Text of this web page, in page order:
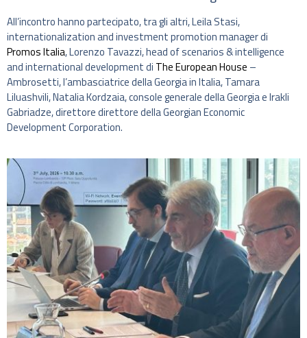
All’incontro hanno partecipato, tra gli altri, Leila Stasi,
internationalization and investment promotion manager di
Promos Italia, Lorenzo Tavazzi, head of scenarios & intelligence
and international development di The European House –
Ambrosetti, l’ambasciatrice della Georgia in Italia, Tamara
Liluashvili, Natalia Kordzaia, console generale della Georgia e Irakli
Gabriadze, direttore direttore della Georgian Economic
Development Corporation.